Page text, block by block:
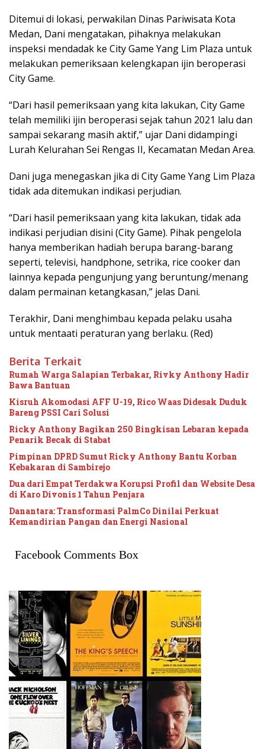
Ditemui di lokasi, perwakilan Dinas Pariwisata Kota
Medan, Dani mengatakan, pihaknya melakukan
inspeksi mendadak ke City Game Yang Lim Plaza untuk
melakukan pemeriksaan kelengkapan ijin beroperasi
City Game.
“Dari hasil pemeriksaan yang kita lakukan, City Game
telah memiliki ijin beroperasi sejak tahun 2021 lalu dan
sampai sekarang masih aktif,” ujar Dani didampingi
Lurah Kelurahan Sei Rengas II, Kecamatan Medan Area.
Dani juga menegaskan jika di City Game Yang Lim Plaza
tidak ada ditemukan indikasi perjudian.
“Dari hasil pemeriksaan yang kita lakukan, tidak ada
indikasi perjudian disini (City Game). Pihak pengelola
hanya memberikan hadiah berupa barang-barang
seperti, televisi, handphone, setrika, rice cooker dan
lainnya kepada pengunjung yang beruntung/menang
dalam permainan ketangkasan,” jelas Dani.
Terakhir, Dani menghimbau kepada pelaku usaha
untuk mentaati peraturan yang berlaku. (Red)
Berita Terkait
Rumah Warga Salapian Terbakar, Rivky Anthony Hadir
Bawa Bantuan
Kisruh Akomodasi AFF U-19, Rico Waas Didesak Duduk
Bareng PSSI Cari Solusi
Ricky Anthony Bagikan 250 Bingkisan Lebaran kepada
Penarik Becak di Stabat
Pimpinan DPRD Sumut Ricky Anthony Bantu Korban
Kebakaran di Sambirejo
Dua dari Empat Terdakwa Korupsi Profil dan Website Desa
di Karo Divonis 1 Tahun Penjara
Danantara: Transformasi PalmCo Dinilai Perkuat
Kemandirian Pangan dan Energi Nasional
Facebook Comments Box